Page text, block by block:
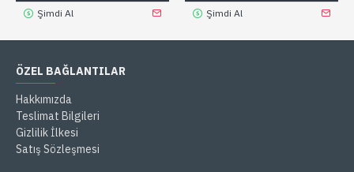
Şimdi Al Şimdi Al
ÖZEL BAĞLANTILAR
Hakkımızda
Teslimat Bilgileri
Gizlilik İlkesi
Satış Sözleşmesi